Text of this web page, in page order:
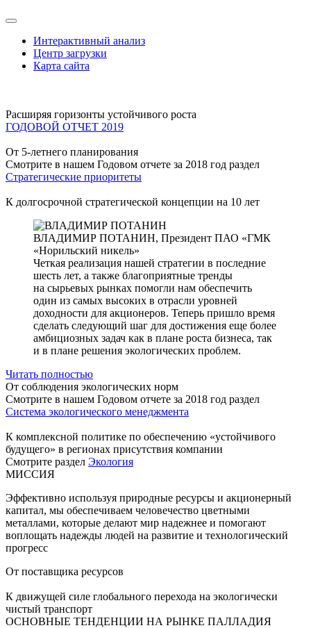
Интерактивный анализ
Центр загрузки
Карта сайта
Расширяя горизонты устойчивого роста
ГОДОВОЙ ОТЧЕТ 2019
От 5-летнего планирования
Смотрите в нашем Годовом отчете за 2018 год раздел
Стратегические приоритеты
К долгосрочной стратегической концепции на 10 лет
ВЛАДИМИР ПОТАНИН, Президент ПАО «ГМК
«Норильский никель»
Четкая реализация нашей стратегии в последние
шесть лет, а также благоприятные тренды
на сырьевых рынках помогли нам обеспечить
один из самых высоких в отрасли уровней
доходности для акционеров. Теперь пришло время
сделать следующий шаг для достижения еще более
амбициозных задач как в плане роста бизнеса, так
и в плане решения экологических проблем.
Читать полностью
От соблюдения экологических норм
Смотрите в нашем Годовом отчете за 2018 год раздел
Система экологического менеджмента
К комплексной политике по обеспечению «устойчивого
будущего» в регионах присутствия компании
Смотрите раздел Экология
МИССИЯ
Эффективно используя природные ресурсы и акционерный
капитал, мы обеспечиваем человечество цветными
металлами, которые делают мир надежнее и помогают
воплощать надежды людей на развитие и технологический
прогресс
От поставщика ресурсов
К движущей силе глобального перехода на экологически
чистый транспорт
ОСНОВНЫЕ ТЕНДЕНЦИИ НА РЫНКЕ ПАЛЛАДИЯ